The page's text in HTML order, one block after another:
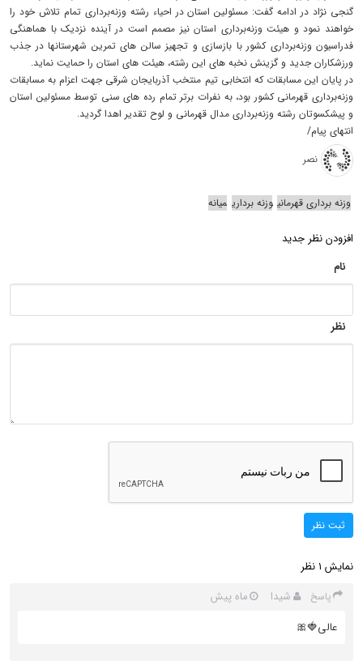
گنجی نژاد در ادامه گفت: مسئولین استان در احیاء رشته وزنه‌برداری تمام تلاش خود را
خواهند نمود و هیئت وزنه‌برداری استان نیز مصمم است در آینده نزدیک با هماهنگی
فدراسیون وزنه‌برداری کشور با بازسازی و تجهیز سالن های تمرین شهرستانها در جذب
ورزشکاران جدید و گزینش نخبه های این رشته، هیئت های استان را حمایت نماید.
در پایان این مسابقات که انتخابی تیم منتخب آذربایجان شرقی جهت اعزام به مسابقات
وزنه‌برداری قهرمانی کشور بود، به نفرات برتر تمام رده های سنی توسط مسئولین استان
و پیشکسوتان رشته وزنه‌برداری مدال قهرمانی و لوح تقدیر اهدا گردید.
انتهای پیام/
نصر
وزنه برداری قهرمانی وزنه برداری میانه
افزودن نظر جدید
نام
نظر
ثبت نظر
نمایش 1 نظر
پاسخ شیدا
ماه پیش
عالی🍓🎀